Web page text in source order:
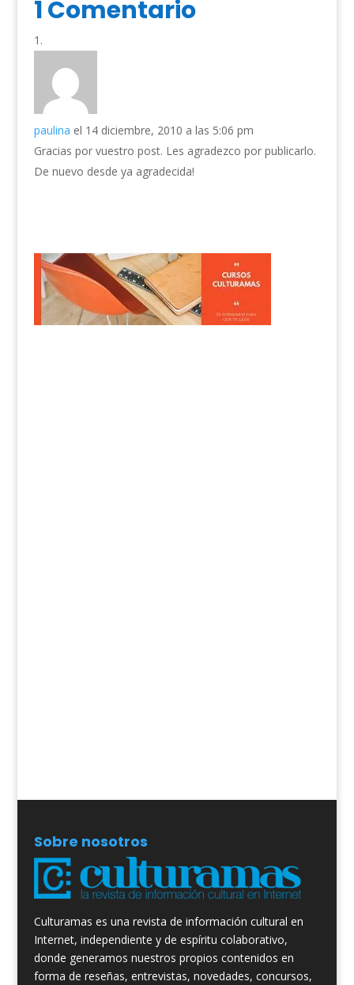
1 Comentario
paulina el 14 diciembre, 2010 a las 5:06 pm
Gracias por vuestro post. Les agradezco por publicarlo.
De nuevo desde ya agradecida!
Sobre nosotros
Culturamas es una revista de información cultural en
Internet, independiente y de espíritu colaborativo,
donde generamos nuestros propios contenidos en
forma de reseñas, entrevistas, novedades, concursos,